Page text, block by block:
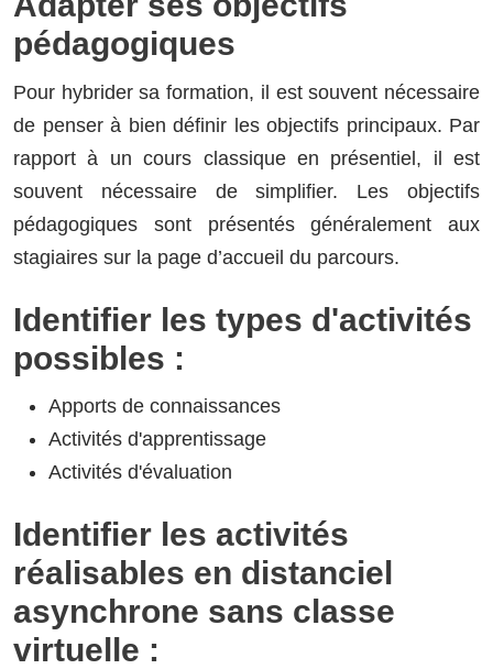
pédagogiques
Pour hybrider sa formation, il est souvent nécessaire
de penser à bien définir les objectifs principaux. Par
rapport à un cours classique en présentiel, il est
souvent nécessaire de simplifier. Les objectifs
pédagogiques sont présentés généralement aux
stagiaires sur la page d’accueil du parcours.
Identifier les types d'activités
possibles :
Apports de connaissances
Activités d'apprentissage
Activités d'évaluation
Identifier les activités
réalisables en distanciel
asynchrone sans classe
virtuelle :